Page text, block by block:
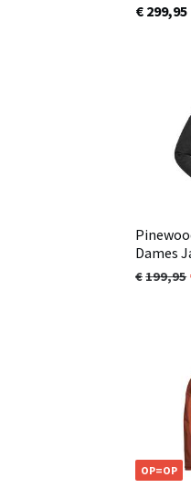
€ 299,95
Dames
199,95
OP=OP